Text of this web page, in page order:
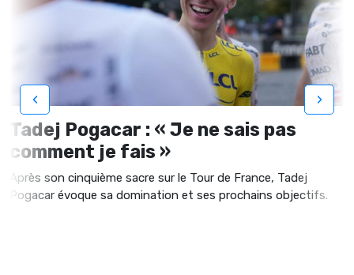
Tadej Pogacar : « Je ne sais pas
comment je fais »
Après son cinquième sacre sur le Tour de France, Tadej
Pogacar évoque sa domination et ses prochains objectifs.
‹ ›